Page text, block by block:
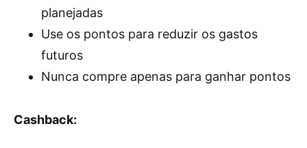
planejadas
Use os pontos para reduzir os gastos
futuros
Nunca compre apenas para ganhar pontos
Cashback: